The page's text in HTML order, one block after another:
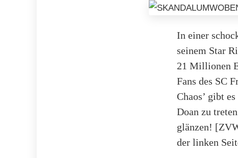
In einer
seinem Star
21 Millionen
Fans des SC
Chaos’ gibt
Doan zu
glänzen!
der linken